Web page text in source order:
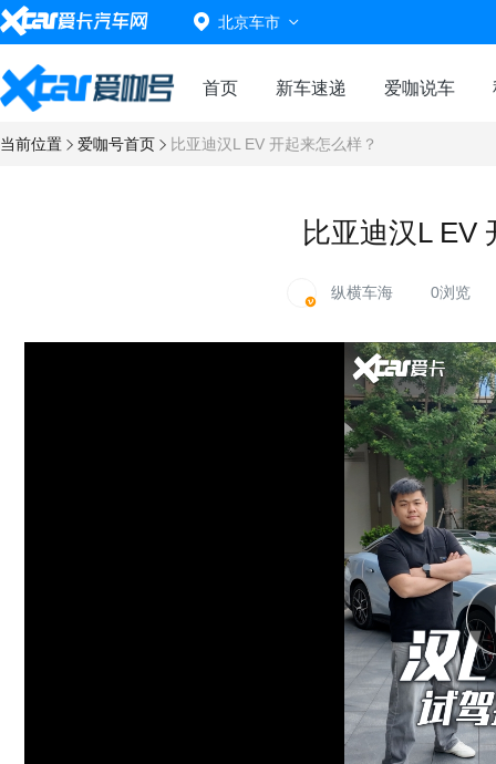
北京车市
首页 新车速递 爱咖说车
当前位置 爱咖号首页 比亚迪汉L EV 开起来怎么样？
比亚迪汉L EV
纵横车海 0浏览